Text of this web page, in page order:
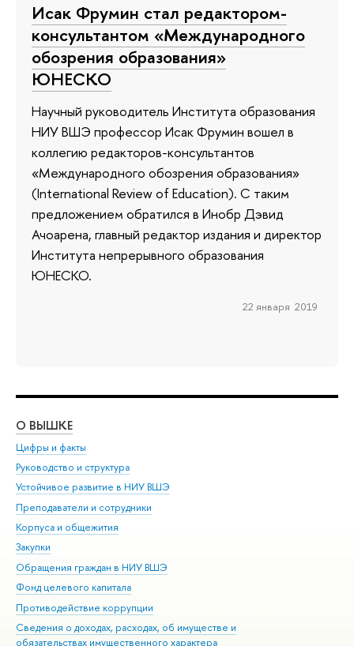
Исак Фрумин стал редактором-
консультантом «Международного
обозрения образования»
ЮНЕСКО
Научный руководитель Института образования
НИУ ВШЭ профессор Исак Фрумин вошел в
коллегию редакторов-консультантов
«Международного обозрения образования»
(International Review of Education). С таким
предложением обратился в Инобр Дэвид
Ачоарена, главный редактор издания и директор
Института непрерывного образования
ЮНЕСКО.
22 января 2019
О ВЫШКЕ
Цифры и факты
Руководство и структура
Устойчивое развитие в НИУ ВШЭ
Преподаватели и сотрудники
Корпуса и общежития
Закупки
Обращения граждан в НИУ ВШЭ
Фонд целевого капитала
Противодействие коррупции
Сведения о доходах, расходах, об имуществе и
обязательствах имущественного характера